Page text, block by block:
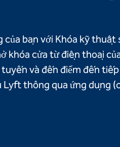
bạn với Khóa kỹ thuật
khóa cửa từ điện thoại
và đến điểm đến
Lyft thông qua ứng dụng